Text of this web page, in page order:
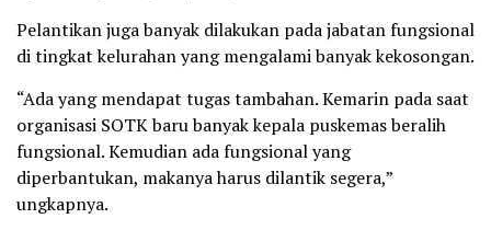
Pelantikan juga banyak dilakukan pada jabatan fungsional
di tingkat kelurahan yang mengalami banyak kekosongan.
“Ada yang mendapat tugas tambahan. Kemarin pada saat
organisasi SOTK baru banyak kepala puskemas beralih
fungsional. Kemudian ada fungsional yang
diperbantukan, makanya harus dilantik segera,”
ungkapnya.